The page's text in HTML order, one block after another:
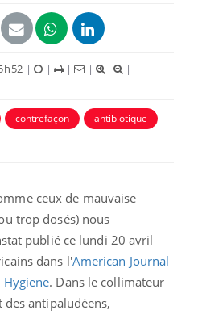
| | | |
|
contrefaçon
antibiotique
ceux de mauvaise
trop dosés) nous
publié ce lundi 20 avril
dans l'American Journal
. Dans le collimateur
antipaludéens,